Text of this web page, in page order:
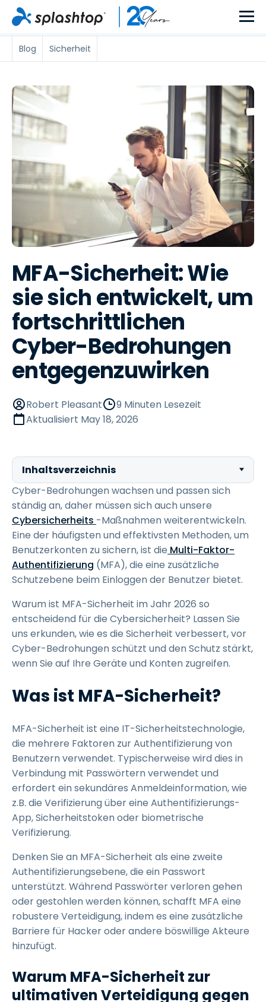
Blog Sicherheit
MFA-Sicherheit: Wie
sie sich entwickelt, um
fortschrittlichen
Cyber-Bedrohungen
entgegenzuwirken
Robert Pleasant
9 Minuten Lesezeit
Aktualisiert May 18, 2026
Inhaltsverzeichnis
Cyber-Bedrohungen wachsen und passen sich
ständig an, daher müssen sich auch unsere
Cybersicherheits -Maßnahmen weiterentwickeln.
Eine der häufigsten und effektivsten Methoden, um
Benutzerkonten zu sichern, ist die Multi-Faktor-
Authentifizierung (MFA), die eine zusätzliche
Schutzebene beim Einloggen der Benutzer bietet.
Warum ist MFA-Sicherheit im Jahr 2026 so
entscheidend für die Cybersicherheit? Lassen Sie
uns erkunden, wie es die Sicherheit verbessert, vor
Cyber-Bedrohungen schützt und den Schutz stärkt,
wenn Sie auf Ihre Geräte und Konten zugreifen.
Was ist MFA-Sicherheit?
MFA-Sicherheit ist eine IT-Sicherheitstechnologie,
die mehrere Faktoren zur Authentifizierung von
Benutzern verwendet. Typischerweise wird dies in
Verbindung mit Passwörtern verwendet und
erfordert ein sekundäres Anmeldeinformation, wie
z.B. die Verifizierung über eine Authentifizierungs-
App, Sicherheitstoken oder biometrische
Verifizierung.
Denken Sie an MFA-Sicherheit als eine zweite
Authentifizierungsebene, die ein Passwort
unterstützt. Während Passwörter verloren gehen
oder gestohlen werden können, schafft MFA eine
robustere Verteidigung, indem es eine zusätzliche
Barriere für Hacker oder andere böswillige Akteure
hinzufügt.
Warum MFA-Sicherheit zur
ultimativen Verteidigung gegen